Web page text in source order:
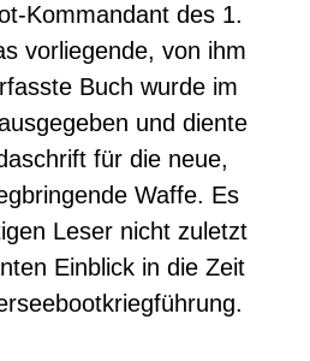
Kommandant des 1.
vorliegende, von ihm
Buch wurde im
und diente
für die neue,
Waffe. Es
Leser nicht zuletzt
Einblick in die Zeit